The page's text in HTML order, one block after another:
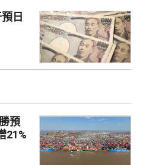
日
預
21%